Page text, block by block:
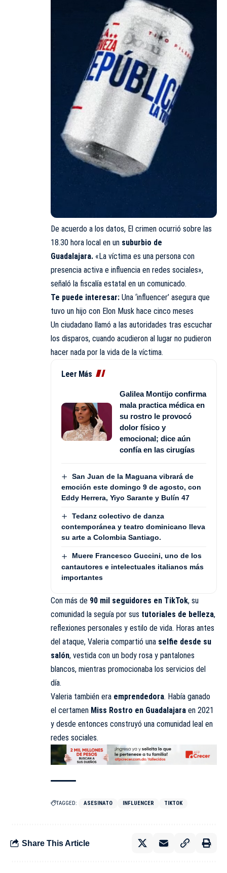
De acuerdo a los datos, El crimen ocurrió sobre las
18.30 hora local en un suburbio de
Guadalajara. «La víctima es una persona con
presencia activa e influencia en redes sociales»,
señaló la fiscalía estatal en un comunicado.
Te puede interesar: Una ‘influencer’ asegura que
tuvo un hijo con Elon Musk hace cinco meses
Un ciudadano llamó a las autoridades tras escuchar
los disparos, cuando acudieron al lugar no pudieron
hacer nada por la vida de la víctima.
Leer Más
Galilea Montijo confirma
mala practica médica en
su rostro le provocó
dolor físico y
emocional; dice aún
confía en las cirugías
San Juan de la Maguana vibrará de
emoción este domingo 9 de agosto, con
Eddy Herrera, Yiyo Sarante y Bulín 47
Tedanz colectivo de danza
contemporánea y teatro dominicano lleva
su arte a Colombia Santiago.
Muere Francesco Guccini, uno de los
cantautores e intelectuales italianos más
importantes
Con más de 90 mil seguidores en TikTok, su
comunidad la seguía por sus tutoriales de belleza,
reflexiones personales y estilo de vida. Horas antes
del ataque, Valeria compartió una selfie desde su
salón, vestida con un body rosa y pantalones
blancos, mientras promocionaba los servicios del
día.
Valeria también era emprendedora. Había ganado
el certamen Miss Rostro en Guadalajara en 2021
y desde entonces construyó una comunidad leal en
redes sociales.
TAGGED: ASESINATO INFLUENCER TIKTOK
Share This Article